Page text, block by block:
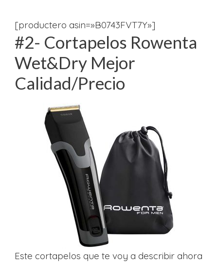
[productero asin=»B0743FVT7Y»]
#2- Cortapelos Rowenta
Wet&Dry Mejor
Calidad/Precio
Este cortapelos que te voy a describir ahora